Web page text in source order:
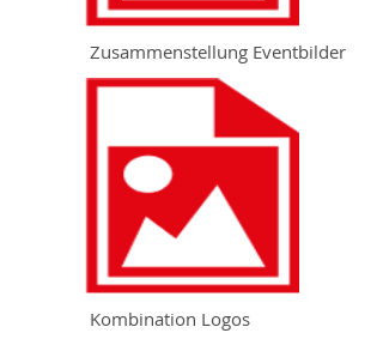
Zusammenstellung Eventbilder
Kombination Logos